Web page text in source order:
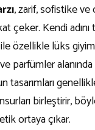
, zarif, sofistike ve
çeker. Kendi adını
özellikle lüks
parfümler
tasarımları
birleştirir,
ortaya çıkar.